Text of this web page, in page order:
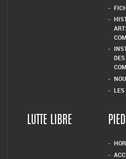
LES
LUTTE LIBRE